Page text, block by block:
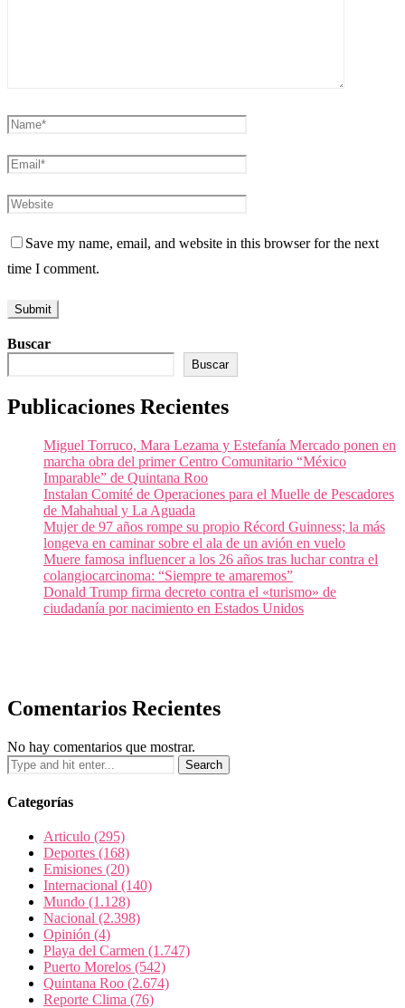
Save my name, email, and website in this browser for the next
time I comment.
Buscar
Buscar
Publicaciones Recientes
Miguel Torruco, Mara Lezama y Estefanía Mercado ponen en
marcha obra del primer Centro Comunitario “México
Imparable” de Quintana Roo
Instalan Comité de Operaciones para el Muelle de Pescadores
de Mahahual y La Aguada
Mujer de 97 años rompe su propio Récord Guinness; la más
longeva en caminar sobre el ala de un avión en vuelo
Muere famosa influencer a los 26 años tras luchar contra el
colangiocarcinoma: “Siempre te amaremos”
Donald Trump firma decreto contra el «turismo» de
ciudadanía por nacimiento en Estados Unidos
Comentarios Recientes
No hay comentarios que mostrar.
Categorías
Articulo (295)
Deportes (168)
Emisiones (20)
Internacional (140)
Mundo (1.128)
Nacional (2.398)
Opinión (4)
Playa del Carmen (1.747)
Puerto Morelos (542)
Quintana Roo (2.674)
Reporte Clima (76)